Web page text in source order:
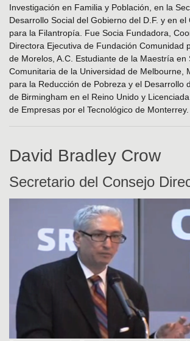
Investigación en Familia y Población, en la
Desarrollo Social del Gobierno del D.F. y en
para la Filantropía. Fue Socia Fundadora,
Directora Ejecutiva de Fundación Comunidad
de Morelos, A.C. Estudiante de la Maestría en
Comunitaria de la Universidad de Melbourne,
para la Reducción de Pobreza y el Desarrollo
de Birmingham en el Reino Unido y
de Empresas por el Tecnológico de Monterrey.
David Bradley Crow
Secretario del Consejo